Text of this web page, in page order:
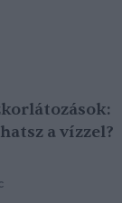
a vízzel?